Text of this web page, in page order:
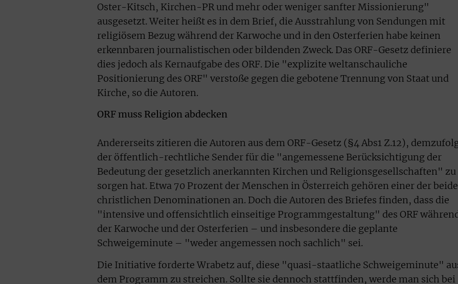
Oster-Kitsch, Kirchen-PR und mehr oder weniger sanfter Missionierung"
ausgesetzt. Weiter heißt es in dem Brief, die Ausstrahlung von Sendungen mit
religiösem Bezug während der Karwoche und in den Osterferien habe keinen
erkennbaren journalistischen oder bildenden Zweck. Das ORF-Gesetz definiere
dies jedoch als Kernaufgabe des ORF. Die "explizite weltanschauliche
Positionierung des ORF" verstoße gegen die gebotene Trennung von Staat und
Kirche, so die Autoren.
ORF muss Religion abdecken
Andererseits zitieren die Autoren aus dem ORF-Gesetz (§4 Abs1 Z.12),
der öffentlich-rechtliche Sender für die "angemessene Berücksichtigung der
Bedeutung der gesetzlich anerkannten Kirchen und Religionsgesellschaften" zu
sorgen hat. Etwa 70 Prozent der Menschen in Österreich gehören einer der
christlichen Denominationen an. Doch die Autoren des Briefes finden, dass die
"intensive und offensichtlich einseitige Programmgestaltung" des ORF
der Karwoche und der Osterferien – und insbesondere die geplante
Schweigeminute – "weder angemessen noch sachlich" sei.
Die Initiative forderte Wrabetz auf, diese "quasi-staatliche Schweigeminute"
dem Programm zu streichen. Sollte sie dennoch stattfinden, werde man sich bei